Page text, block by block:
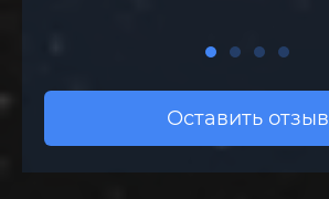
Оставить отзыв